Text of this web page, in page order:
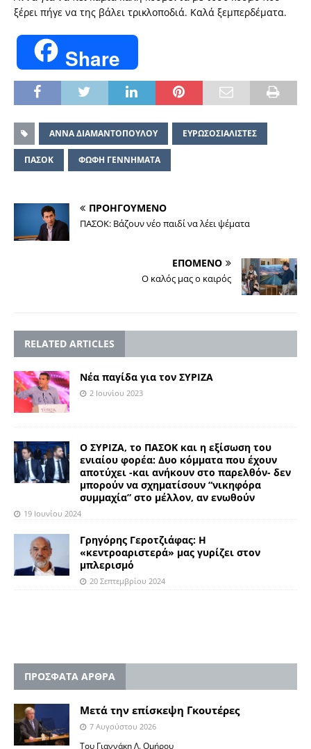
ξέρει πήγε να της βάλει τρικλοποδιά. Καλά ξεμπερδέματα.
Share
ΑΝΝΑ ΔΙΑΜΑΝΤΟΠΟΥΛΟΥ ΕΥΡΩΣΟΣΙΑΛΙΣΤΕΣ
ΠΑΣΟΚ ΦΩΦΗ ΓΕΝΝΗΜΑΤΑ
ΠΡΟΗΓΟΥΜΕΝΟ
ΠΑΣΟΚ: Βάζουν νέο παιδί να λέει ψέματα
ΕΠΟΜΕΝΟ
Ο καλός μας ο καιρός
RELATED ARTICLES
Νέα παγίδα για τον ΣΥΡΙΖΑ
2 Ιουνίου 2023
Ο ΣΥΡΙΖΑ, το ΠΑΣΟΚ και η εξίσωση του
ενιαίου φορέα: Δυο κόμματα που έχουν
αποτύχει -και ανήκουν στο παρελθόν- δεν
μπορούν να σχηματίσουν “νικηφόρα
συμμαχία” στο μέλλον, αν ενωθούν
19 Ιουνίου 2024
Γρηγόρης Γεροτζιάφας: Η
«κεντροαριστερά» μας γυρίζει στον
μπλερισμό
20 Σεπτεμβρίου 2024
ΠΡΟΣΦΑΤΑ ΑΡΘΡΑ
Μετά την επίσκεψη Γκουτέρες
7 Αυγούστου 2026
Του Γιαννάκη Λ. Ομήρου